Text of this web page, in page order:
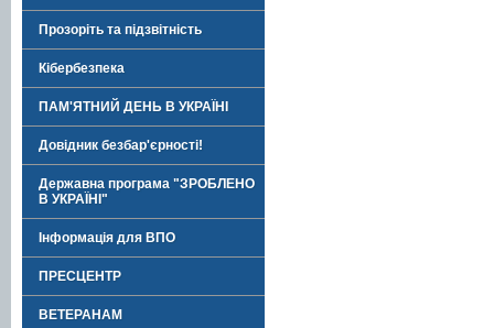
Прозоріть та підзвітність
Кібербезпека
ПАМ'ЯТНИЙ ДЕНЬ В УКРАЇНІ
Довідник безбар'єрності!
Державна програма "ЗРОБЛЕНО
В УКРАЇНІ"
Інформація для ВПО
ПРЕСЦЕНТР
ВЕТЕРАНАМ